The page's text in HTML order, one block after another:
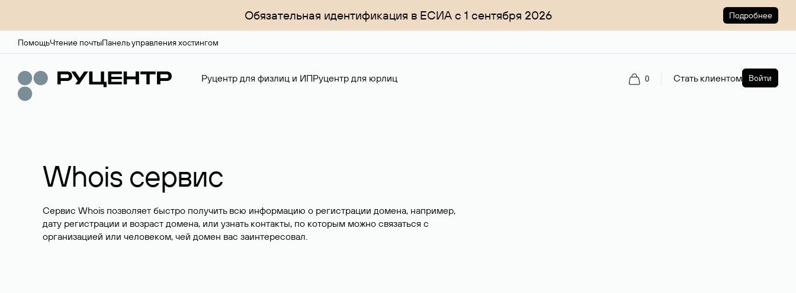
Обязательная идентификация в ЕСИА с 1 сентября 2026 Подробнее
ПомощьЧтение почтыПанель управления хостингом
Руцентр для физлиц и ИПРуцентр для юрлиц 0 Стать клиентом Войти
Whois сервис
Сервис Whois позволяет быстро получить всю информацию о регистрации домена, например,
дату регистрации и возраст домена, или узнать контакты, по которым можно связаться с
организацией или человеком, чей домен вас заинтересовал.